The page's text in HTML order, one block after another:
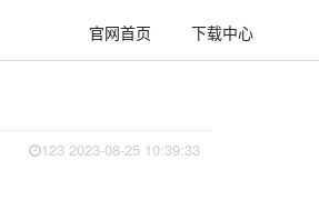
官网首页 下载中心
123 2023-08-25 10:39:33